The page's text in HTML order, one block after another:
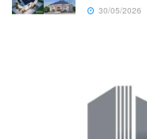
30/05/2026